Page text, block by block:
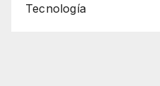
Tecnología